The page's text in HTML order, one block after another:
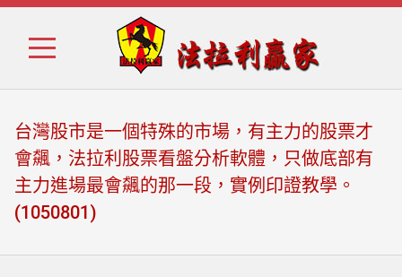
Skip
Skip
台灣股市是一個特殊的市場，有主力的股票才
會飆，法拉利股票看盤分析軟體，只做底部有
主力進場最會飆的那一段，實例印證教學。
(1050801)